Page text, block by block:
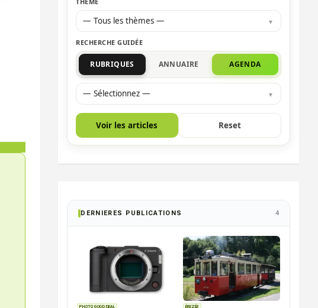
— Tous les thèmes —
RECHERCHE GUIDÉE
RUBRIQUES ANNUAIRE AGENDA
— Sélectionnez —
Voir les articles Reset
DERNIERES PUBLICATIONS 4
PHOTO GOOD DEAL ÉREZÉE